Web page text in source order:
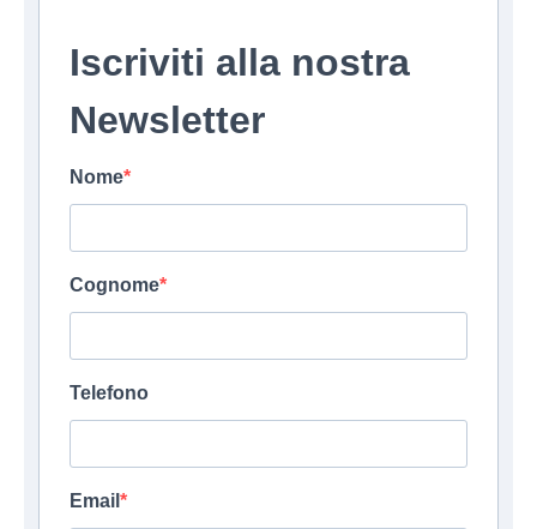
Iscriviti alla nostra
Newsletter
Nome
Cognome
Telefono
Email